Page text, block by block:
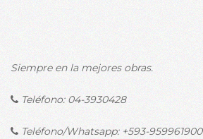
Siempre en la mejores obras.
Teléfono: 04-3930428
Teléfono/Whatsapp: +593-959961900